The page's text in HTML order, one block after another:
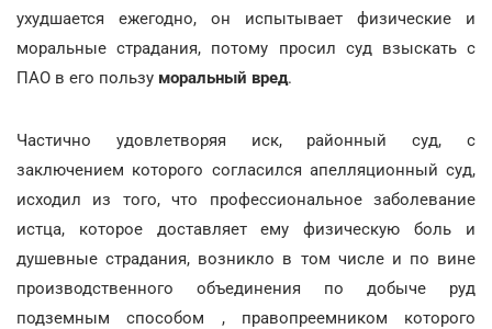
ухудшается ежегодно, он испытывает физические и
моральные страдания, потому просил суд взыскать с
ПАО в его пользу моральный вред.
Частично удовлетворяя иск, районный суд, с
заключением которого согласился апелляционный суд,
исходил из того, что профессиональное заболевание
истца, которое доставляет ему физическую боль и
душевные страдания, возникло в том числе и по вине
производственного объединения по добыче руд
подземным способом , правопреемником которого